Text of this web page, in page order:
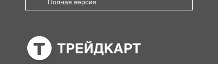
Полная версия